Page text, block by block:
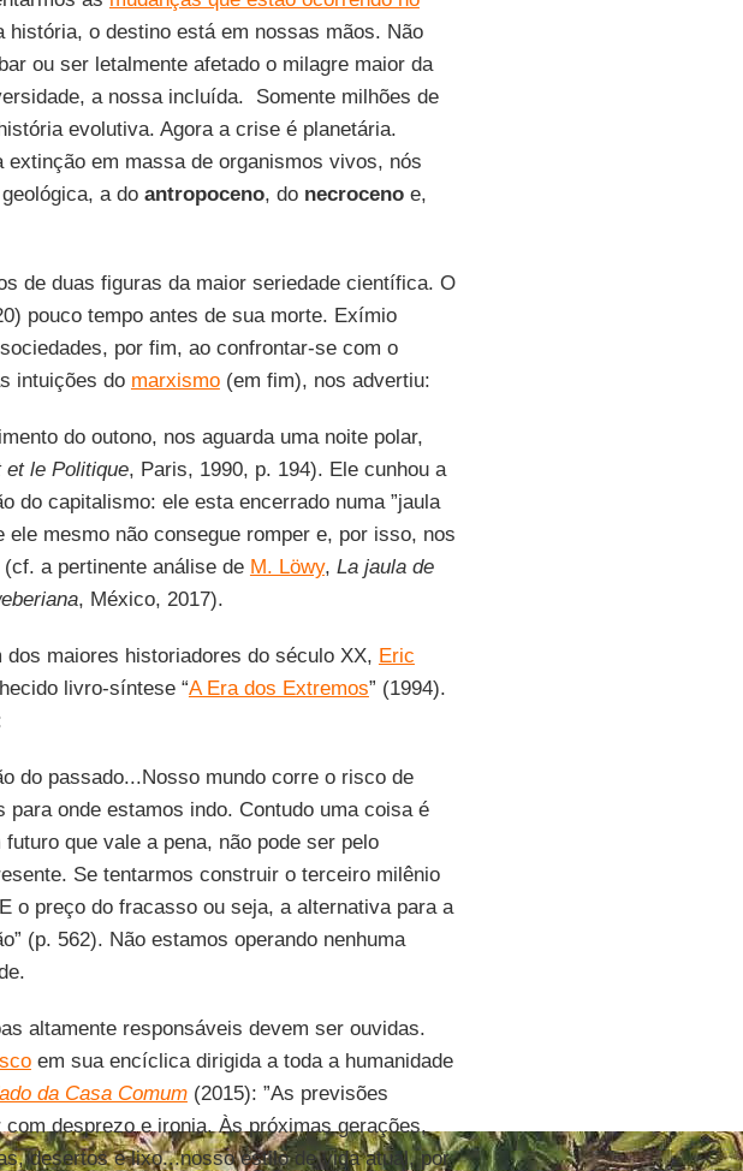
história, o destino está em nossas mãos. Não
ou ser letalmente afetado o milagre maior da
a nossa incluída. Somente milhões de
evolutiva. Agora a crise é planetária.
extinção em massa de organismos vivos, nós
a do antropoceno, do necrocenoe,
de duas figuras da maior seriedade científica. O
pouco tempo antes de sua morte. Exímio
por fim, ao confrontar-se com o
intuições do marxismo(em fim), nos advertiu:
do outono, nos aguarda uma noite polar,
et le Politique, Paris, 1990, p. 194). Ele cunhou a
do capitalismo: ele esta encerrado numa ”jaula
ele mesmo não consegue romper e, por isso, nos
a pertinente análise de M. Löwy, La jaula de
, México, 2017).
maiores historiadores do século XX, Eric
livro-síntese “A Era dos Extremos” (1994).
do passado...Nosso mundo corre o risco de
onde estamos indo. Contudo uma coisa é
que vale a pena, não pode ser pelo
Se tentarmos construir o terceiro milênio
o preço do fracasso ou seja, a alternativa para a
(p. 562). Não estamos operando nenhuma
altamente responsáveis devem ser ouvidas.
em sua encíclica dirigida a toda a humanidade
da Casa Comum (2015): ”As previsões
desprezo e ironia. Às próximas gerações,
desertos e lixo...nosso estilo de vida atual, por